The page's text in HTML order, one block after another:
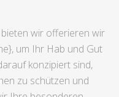
wir offerieren wir
um Ihr Hab und Gut
konzipiert sind,
zu schützen und